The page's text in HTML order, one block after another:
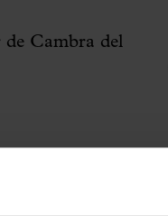
Cambra del